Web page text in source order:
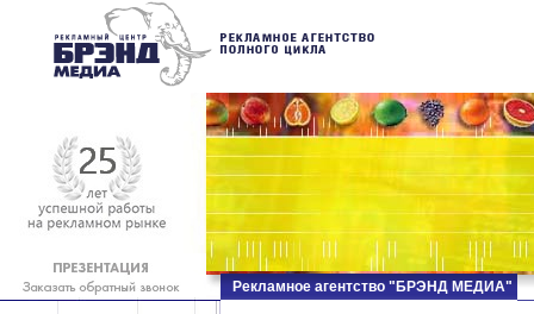
Рекламное агентство "БРЭНД МЕДИА"